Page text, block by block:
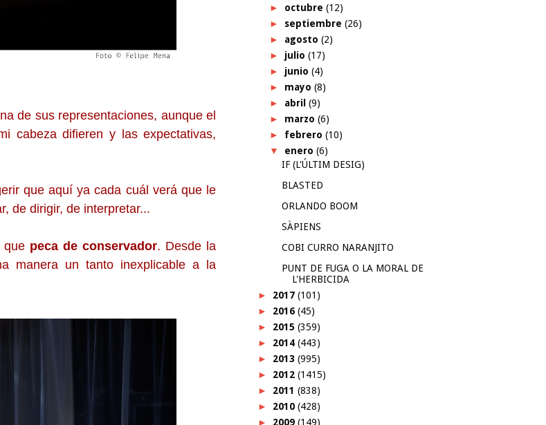
de sus representaciones, aunque el
cabeza difieren y las expectativas,
que aquí ya cada cuál verá que le
de dirigir, de interpretar...
peca de conservador. Desde la
manera un tanto inexplicable a la
► octubre (12)
► septiembre (26)
► agosto (2)
► julio (17)
► junio (4)
► mayo (8)
► abril (9)
► marzo (6)
► febrero (10)
▼ enero (6)
IF (L'ÚLTIM DESIG)
BLASTED
ORLANDO BOOM
SÀPIENS
COBI CURRO NARANJITO
PUNT DE FUGA O LA MORAL DE
L'HERBICIDA
► 2017 (101)
► 2016 (45)
► 2015 (359)
► 2014 (443)
► 2013 (995)
► 2012 (1415)
► 2011 (838)
► 2010 (428)
► 2009 (149)